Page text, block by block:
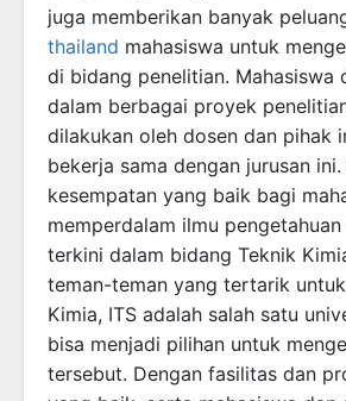
juga memberikan banyak
thailand mahasiswa untuk
di bidang penelitian. Mahasiswa
dalam berbagai proyek
dilakukan oleh dosen dan pihak
bekerja sama dengan jurusan
kesempatan yang baik bagi
memperdalam ilmu
terkini dalam bidang Teknik
teman-teman yang tertarik
Kimia, ITS adalah salah satu
bisa menjadi pilihan untuk
tersebut. Dengan fasilitas dan